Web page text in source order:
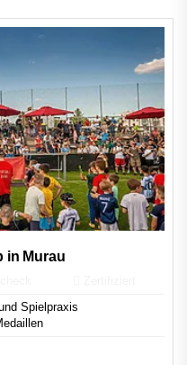
in Murau
Spielpraxis